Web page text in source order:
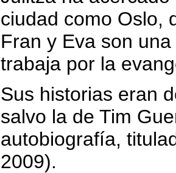
ciudad como Oslo,
Fran y Eva son
trabaja por la
Sus historias eran
salvo la de Tim
autobiografía,
2009).